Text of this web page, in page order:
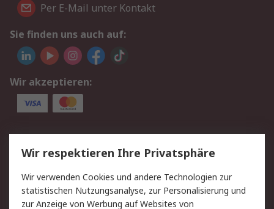
Per E-Mail unter Kontakt
Sie finden uns auch auf:
Wir akzeptieren:
Service
Value Added Services
Lieferlösungen
Rücksendungen
Kontakt
Hilfe
Privatkunden
Wir respektieren Ihre Privatsphäre
Wir verwenden Cookies und andere Technologien zur
statistischen Nutzungsanalyse, zur Personalisierung und
zur Anzeige von Werbung auf Websites von